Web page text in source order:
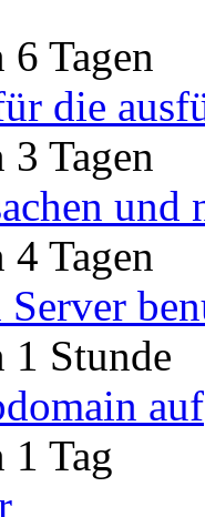
Tagen
die
Tagen
und
Tagen
1 Stunde
auf
1 Tag